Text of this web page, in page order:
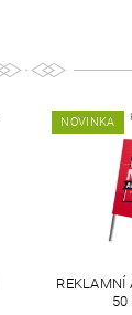
NOVINKA
REKLAMNÍ
50